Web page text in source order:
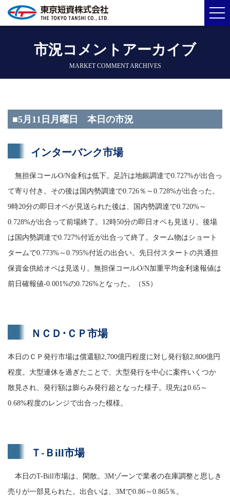
市況コメントアーカイブ
MARKET COMMENT ARCHIVES
■5月11日月曜日 本日の市況
インターバンク市場
無担保コールO/N金利は低下。足許は地銀調達で0.727%が出合っ
て寄り付き。その後は国内勢調達で0.726％～0.728%が出合った。
9時20分の即日オペが見送られた後は、国内勢調達で0.720%～
0.728%が出合って前場終了。12時50分の即日オペも見送り。後場
は国内勢調達で0.727%付近が出合って終了。ターム物はショート
タームで0.773%～0.795%付近の出合い。先日付スタートの共通担
保資金供給オペは見送り。無担保コールO/N加重平均金利速報値は
前日確報値-0.001%の0.726%となった。（SS）
ＮＣＤ･ＣＰ市場
本日のＣＰ発行市場は償還額2,700億円程度に対し発行額2,800億円
程度。大型連休を過ぎたことで、大型発行を中心に案件いくつか
散見され、発行額は膨らみ発行超となった様子。現先は0.65～
0.68%程度のレンジで出合った模様。
Ｔ-Ｂill市場
本日のT-Bill市場は、閑散。3Mゾーンで業者の在庫調整と思しき
売りが一部見られた。出合いは、3Mで0.86～0.865％。